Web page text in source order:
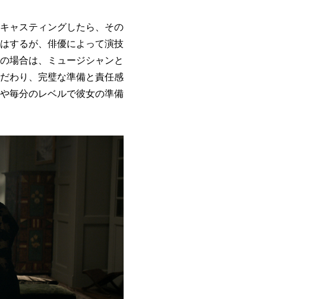
ャスティングしたら、その
するが、俳優によって演技
場合は、ミュージシャンと
わり、完璧な準備と責任感
毎分のレベルで彼女の準備